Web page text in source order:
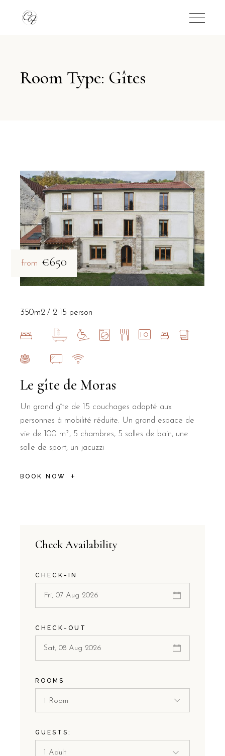
Room Type: Gîtes
from €650
Le gîte de Moras
Un grand gîte de 15 couchages adapté aux
personnes à mobilité réduite. Un grand espace de
vie de 100 m², 5 chambres, 5 salles de bain, une
salle de sport, un jacuzzi
BOOK NOW
350m2 2-15 person
Check Availability
CHECK-IN
CHECK-OUT
ROOMS
1 Room
GUESTS: